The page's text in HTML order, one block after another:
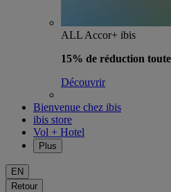
ALL Accor+ ibis
15% de réduction
Découvrir
Bienvenue chez ibis
ibis store
Vol + Hotel
Plus
EN
Retour